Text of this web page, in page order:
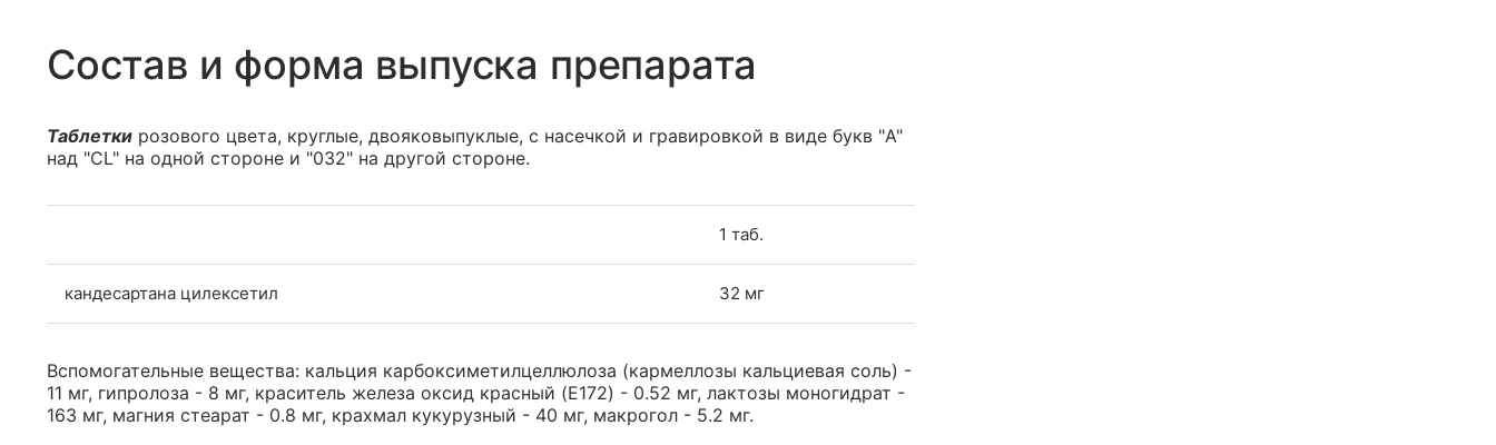
Состав и форма выпуска препарата
Таблетки розового цвета, круглые, двояковыпуклые, с насечкой и гравировкой в виде букв "A"
над "CL" на одной стороне и "032" на другой стороне.
1 таб.
кандесартана цилексетил 32 мг
Вспомогательные вещества: кальция карбоксиметилцеллюлоза (кармеллозы кальциевая соль) -
11 мг, гипролоза - 8 мг, краситель железа оксид красный (E172) - 0.52 мг, лактозы моногидрат -
163 мг, магния стеарат - 0.8 мг, крахмал кукурузный - 40 мг, макрогол - 5.2 мг.